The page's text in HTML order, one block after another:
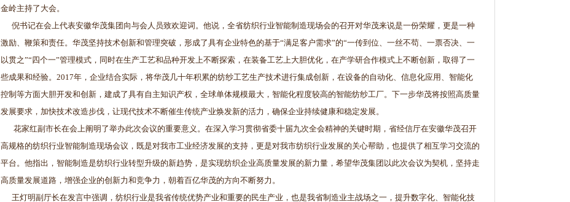
金岭主持了大会。
倪书记在会上代表安徽华茂集团向与会人员致欢迎词。他说，全省纺织行业智能制造现场会的召开对华茂来说是一份荣耀，更是一种
激励、鞭策和责任。华茂坚持技术创新和管理突破，形成了具有企业特色的基于“满足客户需求”的“一传到位、一丝不苟、一票否决、一
以贯之”“四个一”管理模式，同时在生产工艺和品种开发上不断探索，在装备工艺上大胆优化，在产学研合作模式上不断创新，取得了一
些成果和经验。2017年，企业结合实际，将华茂几十年积累的纺纱工艺生产技术进行集成创新，在设备的自动化、信息化应用、智能化
控制等方面大胆开发和创新，建成了具有自主知识产权，全球单体规模最大，智能化程度较高的智能纺纱工厂。下一步华茂将按照高质量
发展要求，加快技术改造步伐，让现代技术不断催生传统产业焕发新的活力，确保企业持续健康和稳定发展。
花家红副市长在会上阐明了举办此次会议的重要意义。在深入学习贯彻省委十届九次全会精神的关键时期，省经信厅在安徽华茂召开
高规格的纺织行业智能制造现场会议，既是对我市工业经济发展的支持，更是对我市纺织行业发展的关心帮助，也提供了相互学习交流的
平台。他指出，智能制造是纺织行业转型升级的新趋势，是实现纺织企业高质量发展的新力量，希望华茂集团以此次会议为契机，坚持走
高质量发展道路，增强企业的创新力和竞争力，朝着百亿华茂的方向不断努力。
王灯明副厅长在发言中强调，纺织行业是我省传统优势产业和重要的民生产业，也是我省制造业主战场之一，提升数字化、智能化技